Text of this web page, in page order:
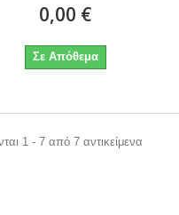
0,00 €
Σε Απόθεμα
1 - 7 από 7 αντικείμενα